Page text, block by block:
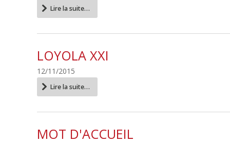
Le
versement
la
d'apprentissage
-
Lire la suite…
LOYOLA XXI
12/11/2015
Loyola
XXI
Lire la suite…
MOT D'ACCUEIL